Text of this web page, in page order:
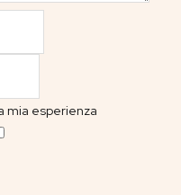
mia esperienza